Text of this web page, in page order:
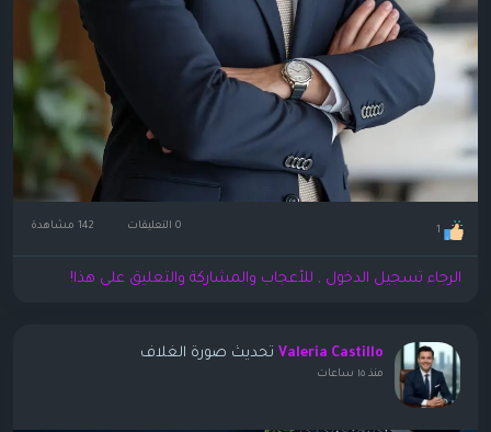
1 0 التعليقات
الرجاء تسجيل الدخول , للأعجاب والمشاركة والتعليق على هذا!
Valeria Castillo تحديث صورة الغلاف
منذ ١٥ ساعات